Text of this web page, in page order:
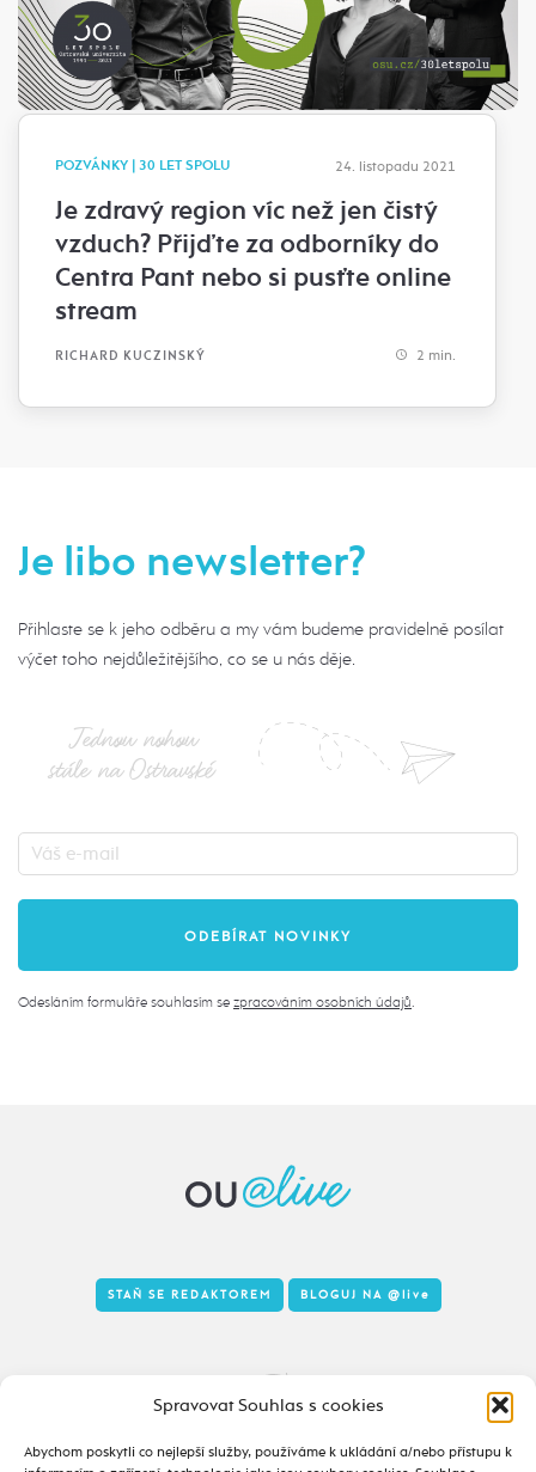
Spravovat Souhlas s cookies
Abychom poskytli co nejlepší služby, používáme k ukládání a/nebo přístupu k
POZVÁNKY | 30 LET SPOLU 24. listopadu 2021
Je zdravý region víc než jen čistý
vzduch? Přijďte za odborníky do
Centra Pant nebo si pusťte online
stream
RICHARD KUCZINSKÝ 2 min.
Je libo newsletter?
Přihlaste se k jeho odběru a my vám budeme pravidelně posílat
výčet toho nejdůležitějšího, co se u nás děje.
Jednou nohou
stále na Ostravské
Odesláním formuláře souhlasím se zpracováním osobních údajů.
Tady to taky žije
STAŇ SE REDAKTOREM BLOGUJ NA @live